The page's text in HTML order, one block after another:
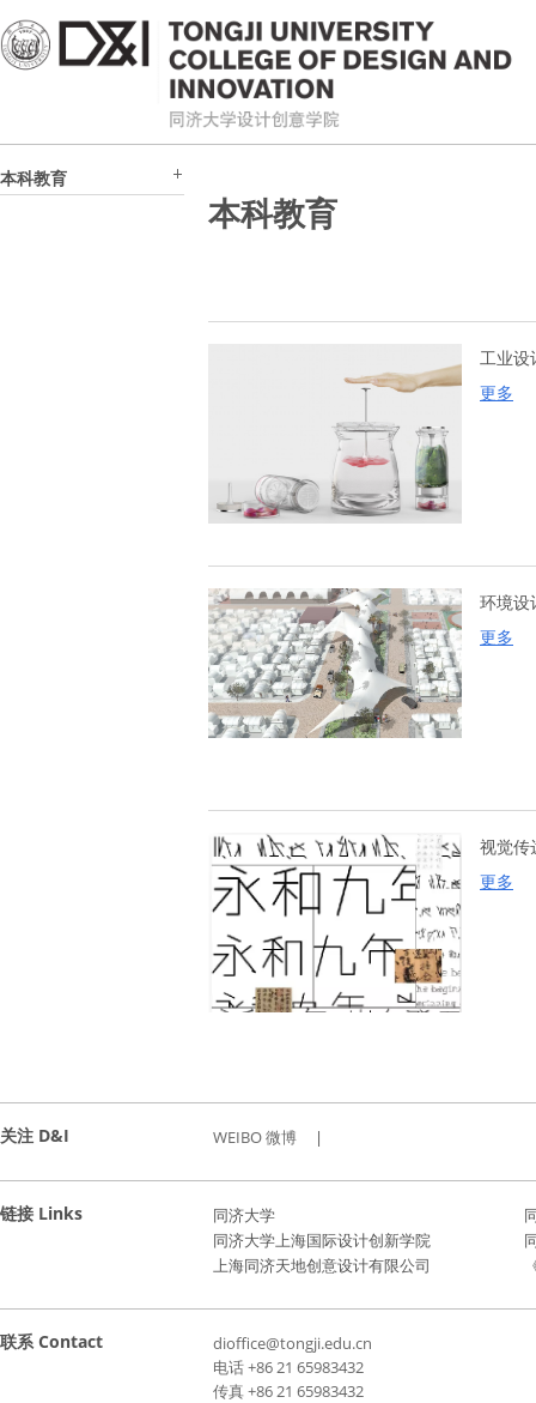
本科教育
本科教育
工业设
更多
环境设
更多
视觉传
更多
关注 D&I WEIBO 微博 |
链接 Links 同济大学
同济大学上海国际设计创新学院
上海同济天地创意设计有限公司
联系 Contact
dioffice@tongji.edu.cn
电话 +86 21 65983432
传真 +86 21 65983432